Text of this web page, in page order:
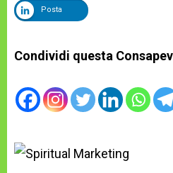
Posta
Condividi questa